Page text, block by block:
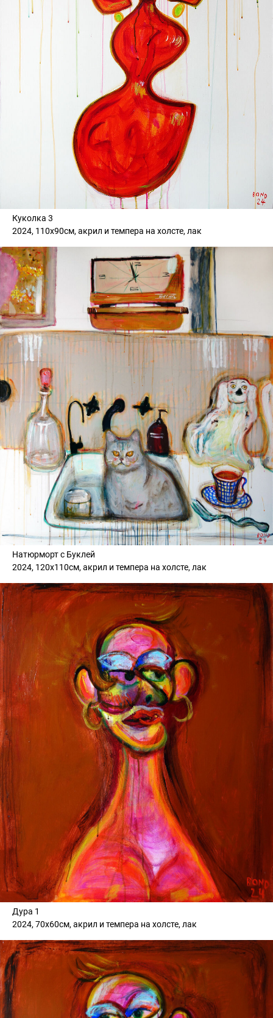
Куколка 3
2024, 110х90см, акрил и темпера на холсте, лак
Натюрморт с Буклей
2024, 120х110см, акрил и темпера на холсте, лак
Дура 1
2024, 70х60см, акрил и темпера на холсте, лак